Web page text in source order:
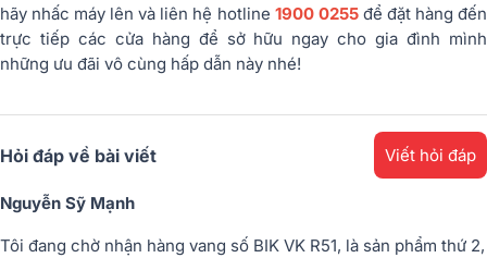
hãy nhấc máy lên và liên hệ hotline 1900 0255để đặt hàng đến
trực tiếp các cửa hàng để sở hữu ngay cho gia đình mình
những ưu đãi vô cùng hấp dẫn này nhé!
Hỏi đáp về bài viết Viết hỏi đáp
Nguyễn Sỹ Mạnh
Tôi đang chờ nhận hàng vang số BIK VK R51, là sản phẩm thứ 2,